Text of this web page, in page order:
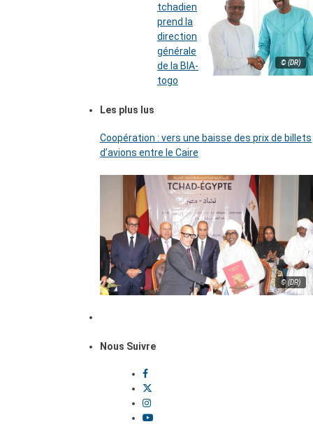
© (DR)
tchadien
prend la
direction
générale
de la BIA-
togo
Les plus lus
Coopération : vers une baisse des prix de billets
d’avions entre le Caire
© (DR)
Nous Suivre